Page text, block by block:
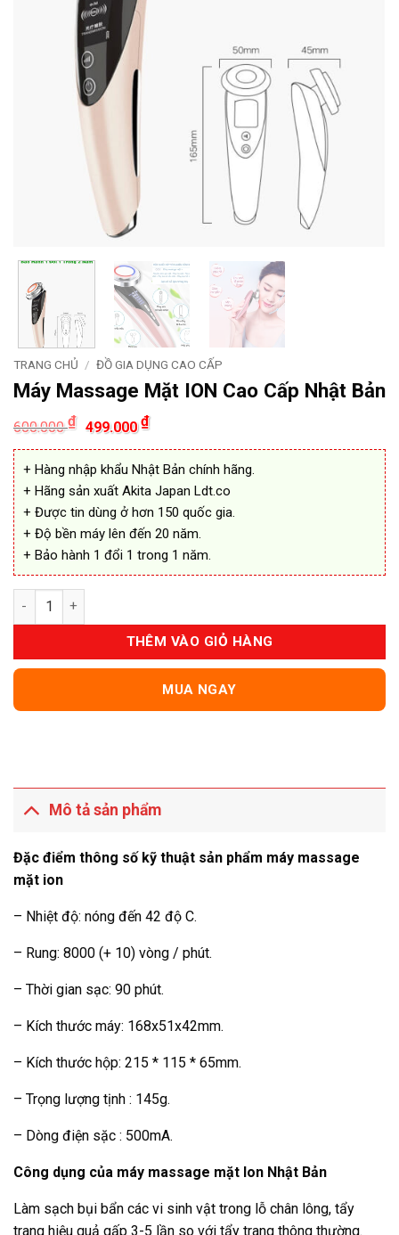
TRANG CHỦ / ĐỒ GIA DỤNG CAO CẤP
Máy Massage Mặt ION Cao Cấp Nhật Bản
600.000₫
Giá
gốc
là:
600.000 ₫.
499.000₫Giá
hiện
tại
là:
499.000 ₫.
+ Hàng nhập khẩu Nhật Bản chính hãng.
+ Hãng sản xuất Akita Japan Ldt.co
+ Được tin dùng ở hơn 150 quốc gia.
+ Độ bền máy lên đến 20 năm.
+ Bảo hành 1 đổi 1 trong 1 năm.
Máy Massage Mặt ION Cao Cấp Nhật Bản số lượng
THÊM VÀO GIỎ HÀNG
MUA NGAY
Mô tả sản phẩm
Đặc điểm thông số kỹ thuật sản phẩm máy massage
mặt ion
– Nhiệt độ: nóng đến 42 độ C.
– Rung: 8000 (+ 10) vòng / phút.
– Thời gian sạc: 90 phút.
– Kích thước máy: 168x51x42mm.
– Kích thước hộp: 215 * 115 * 65mm.
– Trọng lượng tịnh : 145g.
– Dòng điện sặc : 500mA.
Công dụng của máy massage mặt Ion Nhật Bản
Làm sạch bụi bẩn các vi sinh vật trong lỗ chân lông, tẩy
trang hiệu quả gấp 3-5 lần so với tẩy trang thông thường.